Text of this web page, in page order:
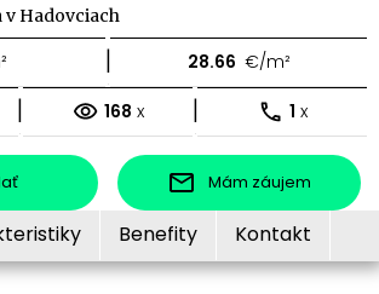
v Hadovciach
| 28.66 €/m²
| 168 x | 1 x
Mám záujem
Benefity Kontakt